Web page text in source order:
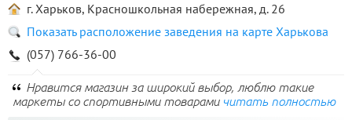
г. Харьков, Красношкольная набережная, д. 26
Показать расположение заведения на карте Харькова
(057) 766-36-00
Нравится магазин за широкий выбор, люблю такие
маркеты со спортивными товарами читать полностью